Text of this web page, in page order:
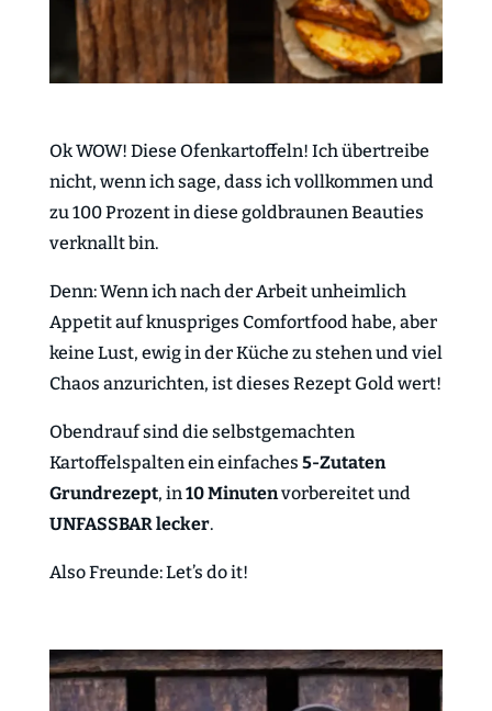
Ok WOW! Diese Ofenkartoffeln! Ich übertreibe
nicht, wenn ich sage, dass ich vollkommen und
zu 100 Prozent in diese goldbraunen Beauties
verknallt bin.
Denn: Wenn ich nach der Arbeit unheimlich
Appetit auf knuspriges Comfortfood habe, aber
keine Lust, ewig in der Küche zu stehen und viel
Chaos anzurichten, ist dieses Rezept Gold wert!
Obendrauf sind die selbstgemachten
Kartoffelspalten ein einfaches 5-Zutaten
Grundrezept, in 10 Minutenvorbereitet und
UNFASSBAR lecker.
Also Freunde: Let’s do it!